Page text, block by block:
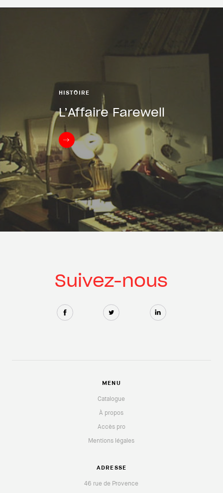
HISTOIRE
L’Affaire Farewell
Suivez-nous
MENU
Catalogue
À propos
Accès pro
Mentions légales
ADRESSE
46 rue de Provence